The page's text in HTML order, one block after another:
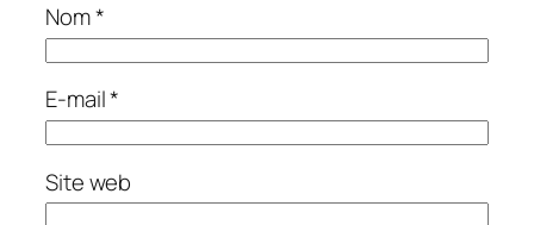
Nom*
E-mail*
Site web